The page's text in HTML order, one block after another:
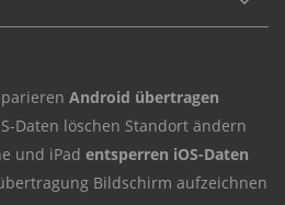
Android übertragen
Daten löschen Standort ändern
und iPad entsperren iOS-Daten
Bildschirm aufzeichnen